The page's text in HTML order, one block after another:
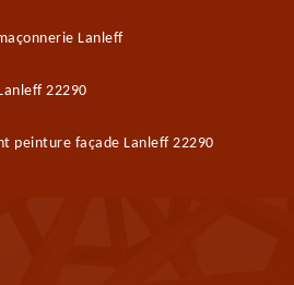
Lanleff
22290
peinture façade Lanleff 22290